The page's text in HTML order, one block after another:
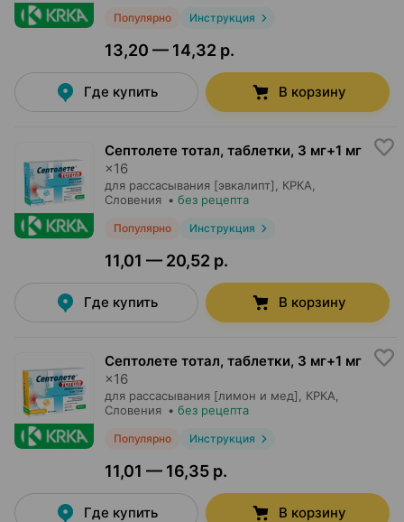
Популярно Инструкция
13,20 — 14,32 р.
Где купить В корзину
Септолете тотал, таблетки, 3 мг+1 мг
×16
для рассасывания [эвкалипт], КРКА
Словения • без рецепта
Популярно Инструкция
11,01 — 20,52 р.
Где купить В корзину
Септолете тотал, таблетки, 3 мг+1 мг
×16
для рассасывания [лимон и мед], КРКА
Словения • без рецепта
Популярно Инструкция
11,01 — 16,35 р.
Где купить В корзину